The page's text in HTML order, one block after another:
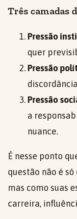
Três camadas
Pressão
quer
Pressão
Pressão
a
nuance.
É nesse ponto
questão não é
mas como suas
carreira,